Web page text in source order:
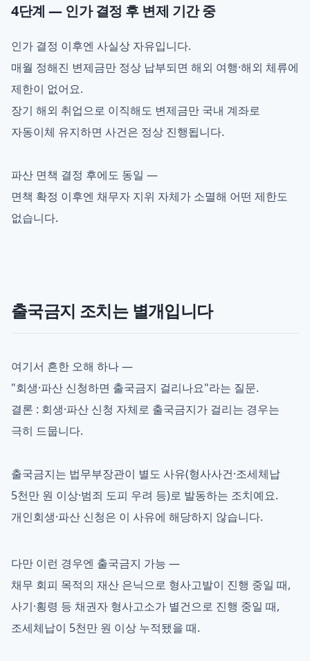
4단계 — 인가 결정 후 변제 기간 중
인가 결정 이후엔 사실상 자유입니다.
매월 정해진 변제금만 정상 납부되면 해외 여행·해외 체류에
제한이 없어요.
장기 해외 취업으로 이직해도 변제금만 국내 계좌로
자동이체 유지하면 사건은 정상 진행됩니다.
파산 면책 결정 후에도 동일 —
면책 확정 이후엔 채무자 지위 자체가 소멸해 어떤 제한도
없습니다.
출국금지 조치는 별개입니다
여기서 흔한 오해 하나 —
"회생·파산 신청하면 출국금지 걸리나요"라는 질문.
결론 : 회생·파산 신청 자체로 출국금지가 걸리는 경우는
극히 드뭅니다.
출국금지는 법무부장관이 별도 사유(형사사건·조세체납
5천만 원 이상·범죄 도피 우려 등)로 발동하는 조치예요.
개인회생·파산 신청은 이 사유에 해당하지 않습니다.
다만 이런 경우엔 출국금지 가능 —
채무 회피 목적의 재산 은닉으로 형사고발이 진행 중일 때,
사기·횡령 등 채권자 형사고소가 별건으로 진행 중일 때,
조세체납이 5천만 원 이상 누적됐을 때.